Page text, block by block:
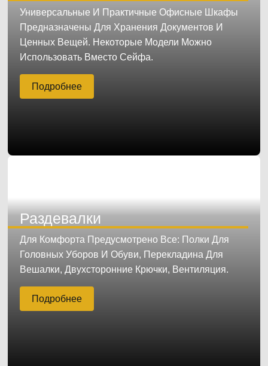
Универсальные И Практичные Офисные Шкафы
Предназначены Для Хранения Документов И
Ценных Вещей. Некоторые Модели Можно
Использовать Вместо Сейфа.
Подробнее
Раздевалки
Для Комфорта Предусмотрено Все: Полки Для
Головных Уборов И Обуви, Перекладина Для
Вешалки, Двухсторонние Крючки, Вентиляция.
Подробнее